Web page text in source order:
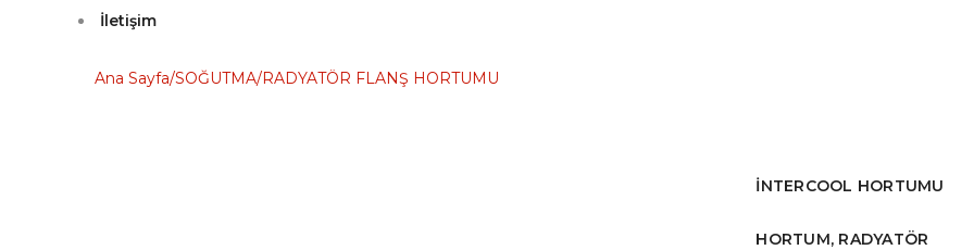
İletişim
Ana Sayfa/SOĞUTMA/RADYATÖR FLANŞ HORTUMU
İNTERCOOL HORTUMU
HORTUM, RADYATÖR